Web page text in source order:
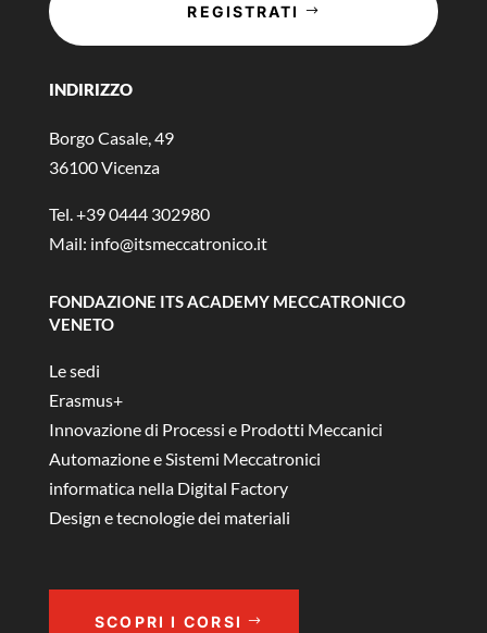
REGISTRATI
INDIRIZZO
Borgo Casale, 49
36100 Vicenza
Tel. +39 0444 302980
Mail: info@itsmeccatronico.it
FONDAZIONE ITS ACADEMY MECCATRONICO
VENETO
Le sedi
Erasmus+
Innovazione di Processi e Prodotti Meccanici
Automazione e Sistemi Meccatronici
informatica nella Digital Factory
Design e tecnologie dei materiali
SCOPRI I CORSI